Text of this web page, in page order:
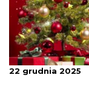
22 grudnia 2025